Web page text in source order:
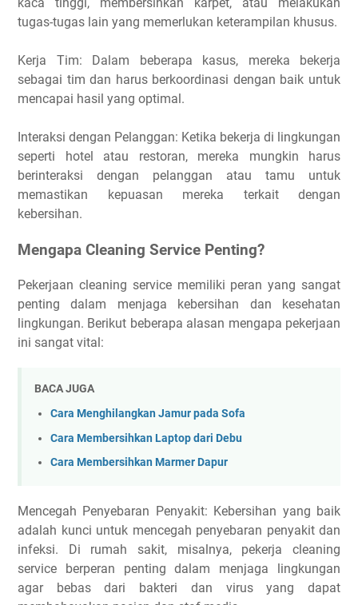
tugas-tugas lain yang memerlukan keterampilan khusus.
Kerja Tim: Dalam beberapa kasus, mereka bekerja
sebagai tim dan harus berkoordinasi dengan baik untuk
mencapai hasil yang optimal.
Interaksi dengan Pelanggan: Ketika bekerja di lingkungan
seperti hotel atau restoran, mereka mungkin harus
berinteraksi dengan pelanggan atau tamu untuk
memastikan kepuasan mereka terkait dengan
kebersihan.
Mengapa Cleaning Service Penting?
Pekerjaan cleaning service memiliki peran yang sangat
penting dalam menjaga kebersihan dan kesehatan
lingkungan. Berikut beberapa alasan mengapa pekerjaan
ini sangat vital:
BACA JUGA
Cara Menghilangkan Jamur pada Sofa
Cara Membersihkan Laptop dari Debu
Cara Membersihkan Marmer Dapur
Mencegah Penyebaran Penyakit: Kebersihan yang baik
adalah kunci untuk mencegah penyebaran penyakit dan
infeksi. Di rumah sakit, misalnya, pekerja cleaning
service berperan penting dalam menjaga lingkungan
agar bebas dari bakteri dan virus yang dapat